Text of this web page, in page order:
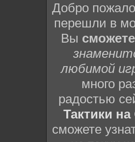
Добро
перешли в
Вы
любимой
много
радостью
Тактики
сможете